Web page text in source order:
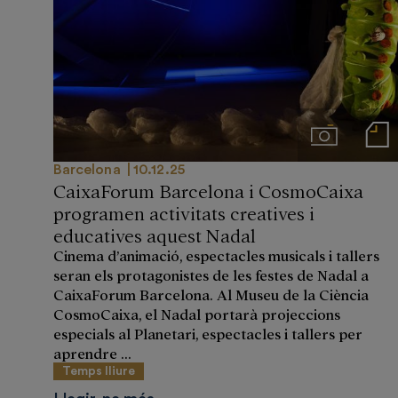
ImágenesNotas de
Barcelona 10.12.25
CaixaForum Barcelona i CosmoCaixa
programen activitats creatives i
educatives aquest Nadal
Cinema d’animació, espectacles musicals i tallers
seran els protagonistes de les festes de Nadal a
CaixaForum Barcelona. Al Museu de la Ciència
CosmoCaixa, el Nadal portarà projeccions
especials al Planetari, espectacles i tallers per
aprendre ...
Temps lliure